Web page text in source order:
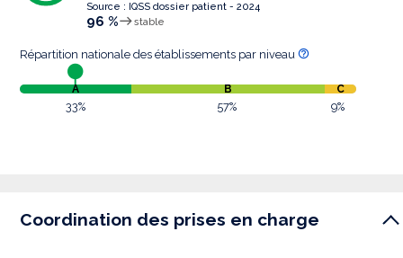
Source : IQSS dossier patient - 2024
96 % stable
Répartition nationale des établissements par niveau
A B C
33% 57% 9%
Coordination des prises en charge